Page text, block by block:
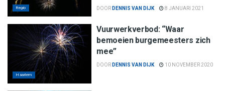
Regio DOOR DENNIS VAN DIJK 8 JANUARI 2021
Haarlem
Vuurwerkverbod: “Waar
bemoeien burgemeesters zich
mee”
DOOR DENNIS VAN DIJK 10 NOVEMBER 2020